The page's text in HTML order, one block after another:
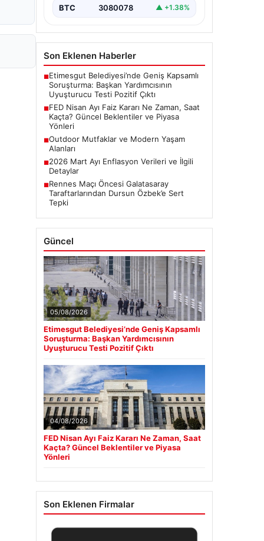
BTC 3080078 ▲ +1.38%
Son Eklenen Haberler
■Etimesgut Belediyesi’nde Geniş Kapsamlı
Soruşturma: Başkan Yardımcısının
Uyuşturucu Testi Pozitif Çıktı
■FED Nisan Ayı Faiz Kararı Ne Zaman, Saat
Kaçta? Güncel Beklentiler ve Piyasa
Yönleri
■Outdoor Mutfaklar ve Modern Yaşam
Alanları
■2026 Mart Ayı Enflasyon Verileri ve İlgili
Detaylar
■Rennes Maçı Öncesi Galatasaray
Taraftarlarından Dursun Özbek’e Sert
Tepki
Güncel
05/08/2026
Etimesgut Belediyesi’nde Geniş Kapsamlı
Soruşturma: Başkan Yardımcısının
Uyuşturucu Testi Pozitif Çıktı
04/08/2026
FED Nisan Ayı Faiz Kararı Ne Zaman, Saat
Kaçta? Güncel Beklentiler ve Piyasa
Yönleri
Son Eklenen Firmalar